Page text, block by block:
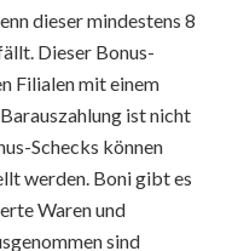
dieser mindestens 8
Dieser Bonus-
Filialen mit einem
ist nicht
Schecks können
werden. Boni gibt es
Waren und
sind